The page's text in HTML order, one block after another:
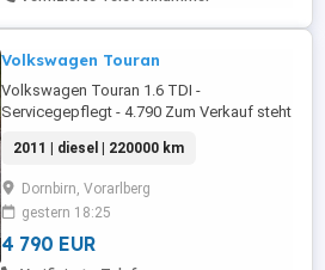
Volkswagen Touran
Volkswagen Touran 1.6 TDI -
Servicegepflegt - 4.790 Zum Verkauf steht
zuverlässigen 1.6 TDI Dieselmotor (105
PS) und Schaltgetriebe. Fahrzeugdaten: *
Baujahr: 2011 * Motor: 1.6 TDI, 105 PS *
Getriebe: Schaltgetriebe * Kilometerstand:
ca. 220.000 km (wird noch gefahren) * ...
2011 | diesel | 220000 km
Dornbirn, Vorarlberg
gestern 18:25
4 790 EUR